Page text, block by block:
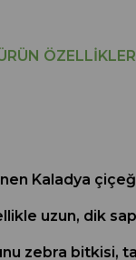
Kaladya
uzun, dik
zebra bitkisi,